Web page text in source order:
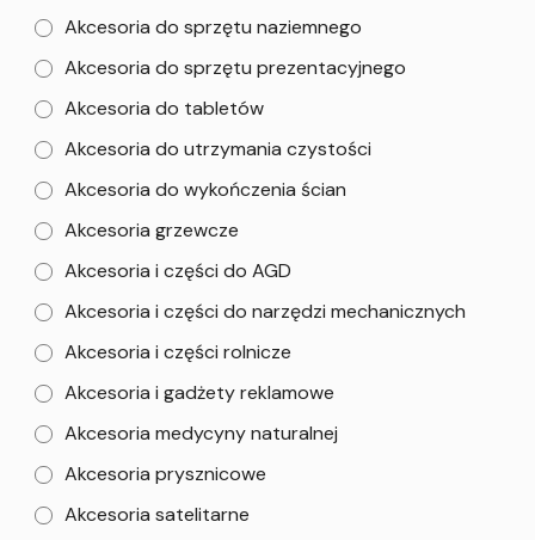
Akcesoria do sprzętu naziemnego
Akcesoria do sprzętu prezentacyjnego
Akcesoria do tabletów
Akcesoria do utrzymania czystości
Akcesoria do wykończenia ścian
Akcesoria grzewcze
Akcesoria i części do AGD
Akcesoria i części do narzędzi mechanicznych
Akcesoria i części rolnicze
Akcesoria i gadżety reklamowe
Akcesoria medycyny naturalnej
Akcesoria prysznicowe
Akcesoria satelitarne